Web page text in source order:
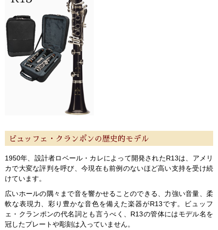
ビュッフェ・クランポンの歴史的モデル
1950年、設計者ロベール・カレによって開発されたR13は、アメリ
カで大変な評判を呼び、今現在も前例のないほど高い支持を受け続
けています。
広いホールの隅々まで音を響かせることのできる、力強い音量、柔
軟な表現力、彩り豊かな音色を備えた楽器がR13です。ビュッフ
ェ・クランポンの代名詞とも言うべく、R13の管体にはモデル名を
冠したプレートや彫刻は入っていません。